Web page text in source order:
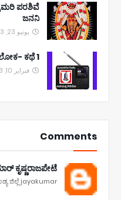
ಪರಶಿವೆ
ಜನನಿ
يونيو 23, 2023
ಕಥೆ 1
فبراير 10, 2023
Comments
ಕೃಷ್ಣರಾಜಪೇಟೆ
ಜಿಲ್ಲೆ jayakumar...